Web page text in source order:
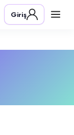
& yapı alanında
Giriş